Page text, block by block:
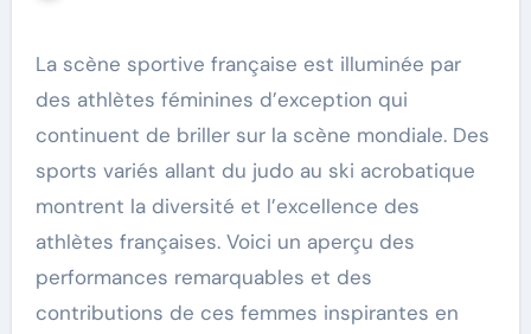
La scène sportive française est illuminée par
des athlètes féminines d’exception qui
continuent de briller sur la scène mondiale. Des
sports variés allant du judo au ski acrobatique
montrent la diversité et l’excellence des
athlètes françaises. Voici un aperçu des
performances remarquables et des
contributions de ces femmes inspirantes en